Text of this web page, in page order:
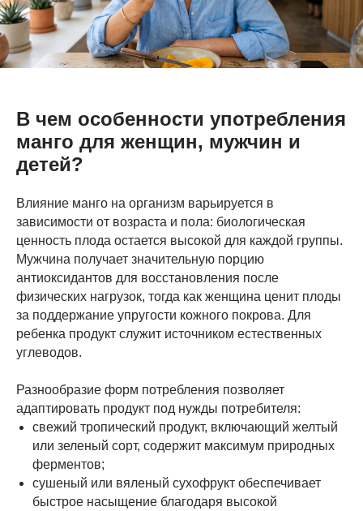
В чем особенности употребления
манго для женщин, мужчин и
детей?
Влияние манго на организм варьируется в
зависимости от возраста и пола: биологическая
ценность плода остается высокой для каждой группы.
Мужчина получает значительную порцию
антиоксидантов для восстановления после
физических нагрузок, тогда как женщина ценит плоды
за поддержание упругости кожного покрова. Для
ребенка продукт служит источником естественных
углеводов.
Разнообразие форм потребления позволяет
адаптировать продукт под нужды потребителя:
свежий тропический продукт, включающий желтый
или зеленый сорт, содержит максимум природных
ферментов;
сушеный или вяленый сухофрукт обеспечивает
быстрое насыщение благодаря высокой